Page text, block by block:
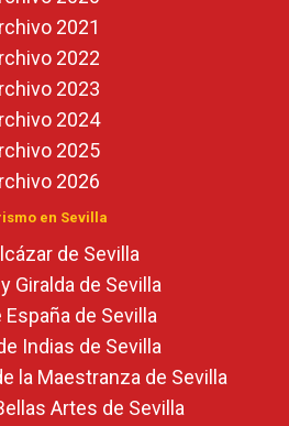
2021
2022
2023
2024
2025
2026
en Sevilla
de Sevilla
Giralda de Sevilla
España de Sevilla
Indias de Sevilla
la Maestranza de Sevilla
Artes de Sevilla